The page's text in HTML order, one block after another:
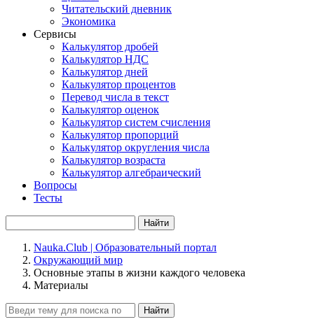
Читательский дневник
Экономика
Сервисы
Калькулятор дробей
Калькулятор НДС
Калькулятор дней
Калькулятор процентов
Перевод числа в текст
Калькулятор оценок
Калькулятор систем счисления
Калькулятор пропорций
Калькулятор округления числа
Калькулятор возраста
Калькулятор алгебраический
Вопросы
Тесты
Найти
Nauka.Club | Образовательный портал
Окружающий мир
Основные этапы в жизни каждого человека
Материалы
Найти